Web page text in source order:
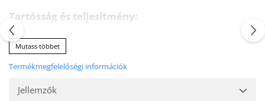
Tartósság és teljesítmény:
ICA Italia környezetbarát, vízbázisú lakkokkal UV-védelemmel.
Időjárás- és UV-álló. Kiváló hang- és hőszigetelés. Tökéletes tömítés
Mutass többet
Termékmegfelelőségi információk
Jellemzők